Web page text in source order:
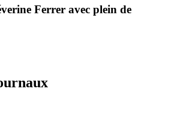
Ferrer avec plein de